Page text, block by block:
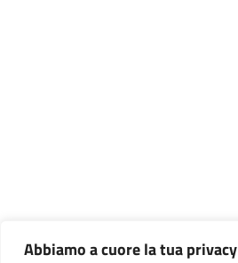
Abbiamo a cuore la tua privacy